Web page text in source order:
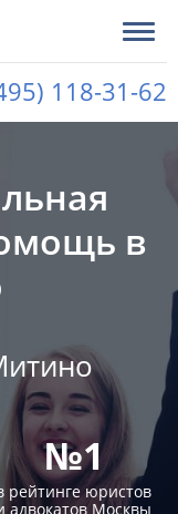
118-31-62
в
№1
рейтинге юристов
адвокатов Москвы